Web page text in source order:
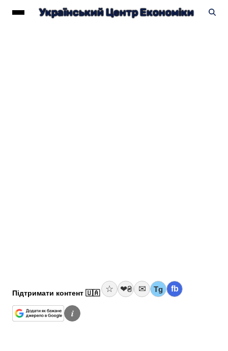
Український Центр Економіки
Підтримати контент 🇺🇦 ☆ ❤₴ ✉ Tg fb
i